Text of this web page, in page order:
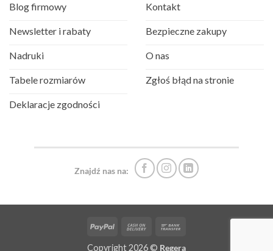
Blog firmowy
Newsletter i rabaty
Nadruki
Tabele rozmiarów
Deklaracje zgodności
Kontakt
Bezpieczne zakupy
O nas
Zgłoś błąd na stronie
Znajdź nas na:
PayPal
Cash
Copyright 2026 © Regera